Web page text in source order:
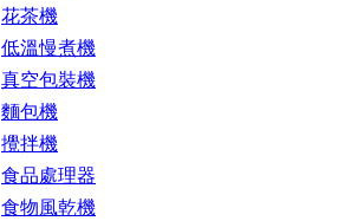
花茶機
低溫慢煮機
真空包裝機
麵包機
攪拌機
食品處理器
食物風乾機